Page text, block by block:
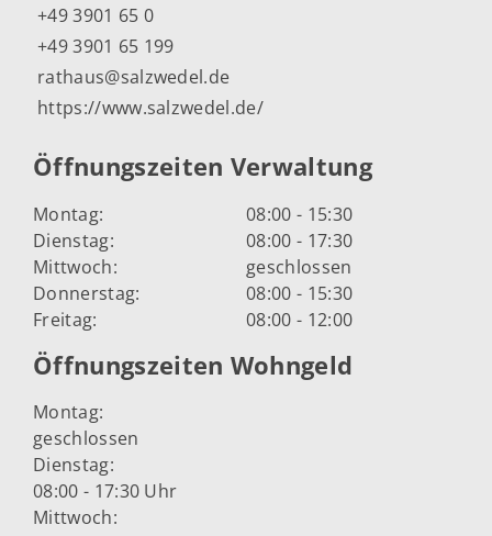
+49 3901 65 0
+49 3901 65 199
rathaus@salzwedel.de
https://www.salzwedel.de/
Öffnungszeiten Verwaltung
Montag:
08:00 - 15:30
Dienstag:
08:00 - 17:30
Mittwoch:
geschlossen
Donnerstag:
08:00 - 15:30
Freitag:
08:00 - 12:00
Öffnungszeiten Wohngeld
Montag:
geschlossen
Dienstag:
08:00 - 17:30 Uhr
Mittwoch: